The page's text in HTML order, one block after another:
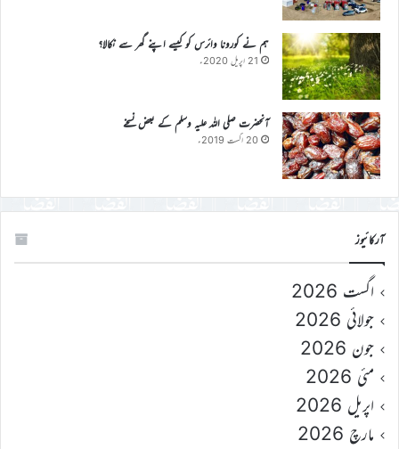
ہم نے کورونا وائرس کو کیسے اپنے گھر سے نکالا؟
21 اپریل 2020ء
آنحضرت صلی اللہ علیہ وسلم کے بعض نسخے
20 اگست 2019ء
آرکائیوز
اگست 2026
جولائی 2026
جون 2026
مئی 2026
اپریل 2026
مارچ 2026